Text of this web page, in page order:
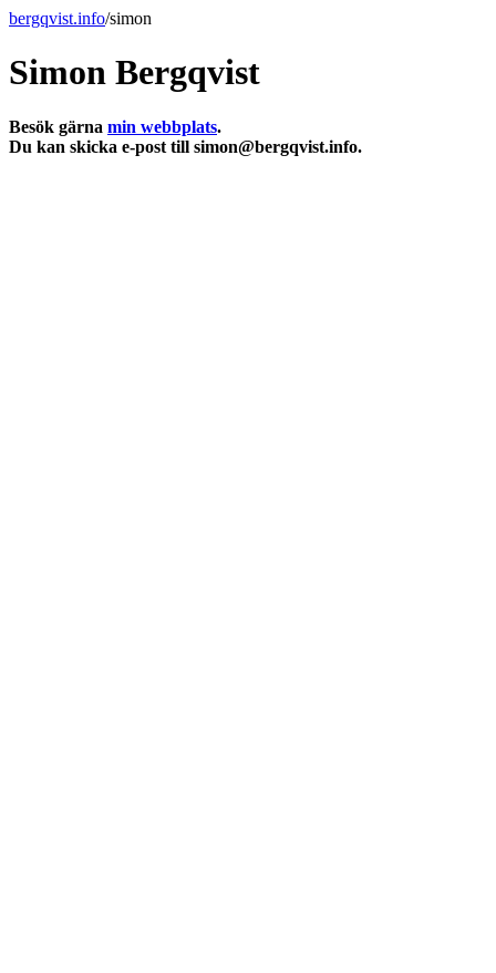
bergqvist.info/simon
Simon Bergqvist
Besök gärna min webbplats.
Du kan skicka e-post till simon@bergqvist.info.